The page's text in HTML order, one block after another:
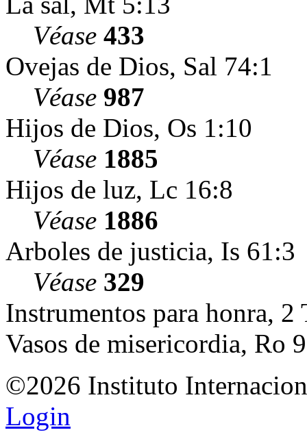
Véase 433
Ovejas de Dios, Sal 74:1
Véase 987
Hijos de Dios, Os 1:10
Véase 1885
Hijos de luz, Lc 16:8
Véase 1886
Arboles de justicia, Is 61:3
Véase 329
Instrumentos para honra,
Vasos de misericordia, Ro
©2026 Instituto
Login